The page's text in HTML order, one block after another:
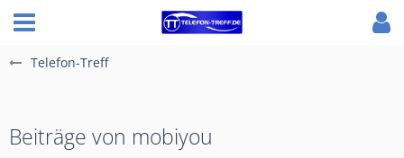
Telefon-Treff
Beiträge von mobiyou